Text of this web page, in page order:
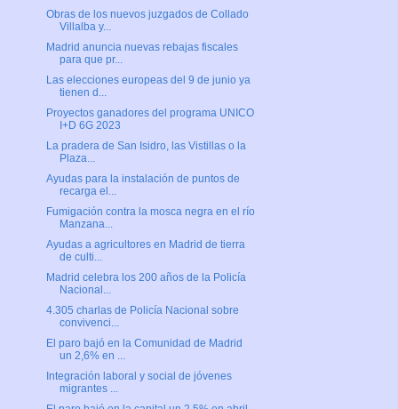
Obras de los nuevos juzgados de Collado
Villalba y...
Madrid anuncia nuevas rebajas fiscales
para que pr...
Las elecciones europeas del 9 de junio ya
tienen d...
Proyectos ganadores del programa UNICO
I+D 6G 2023
La pradera de San Isidro, las Vistillas o la
Plaza...
Ayudas para la instalación de puntos de
recarga el...
Fumigación contra la mosca negra en el río
Manzana...
Ayudas a agricultores en Madrid de tierra
de culti...
Madrid celebra los 200 años de la Policía
Nacional...
4.305 charlas de Policía Nacional sobre
convivenci...
El paro bajó en la Comunidad de Madrid
un 2,6% en ...
Integración laboral y social de jóvenes
migrantes ...